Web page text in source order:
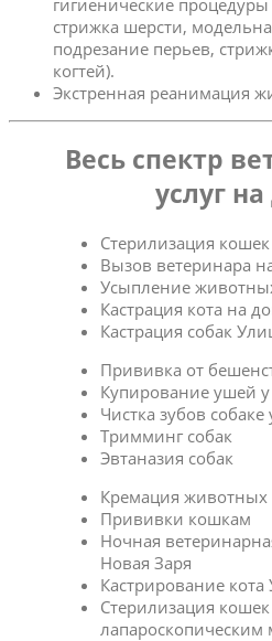
стрижка шерсти,
подрезание перьев,
когтей).
Экстренная реанимация
Весь спектр
услуг
Стерилизация
Вызов ветеринара
Усыпление
Кастрация кота на
Кастрация собак
Прививка от
Купирование ушей у
Чистка зубов собаке
Тримминг собак
Эвтаназия собак
Кремация животных
Прививки кошкам
Ночная
Новая Заря
Кастрирование
Стерилизация кошек
лапароскопическим